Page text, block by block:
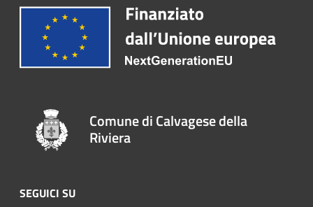
Comune di Calvagese della
Riviera
SEGUICI SU